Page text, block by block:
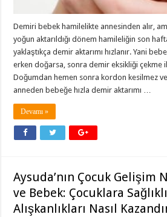
Demiri bebek hamilelikte annesinden alır,
yoğun aktarıldığı dönem hamileliğin son
yaklaştıkça demir aktarımı hızlanır. Yani
erken doğarsa, sonra demir eksikliği çekme
Doğumdan hemen sonra kordon kesilmez
anneden bebeğe hızla demir aktarımı …
Devamı »
Aysuda’nın Çocuk Gelişim
ve Bebek: Çocuklara
Alışkanlıkları Nasıl